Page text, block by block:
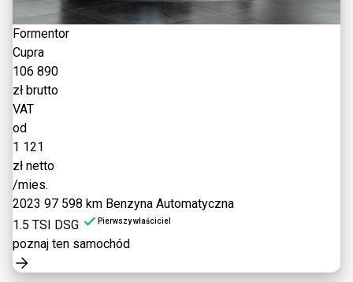
Formentor
Cupra
106 890
zł brutto
VAT
od
1 121
zł netto
/mies.
2023 97 598 km Benzyna Automatyczna
1.5 TSI DSG
Pierwszy właściciel
poznaj ten samochód